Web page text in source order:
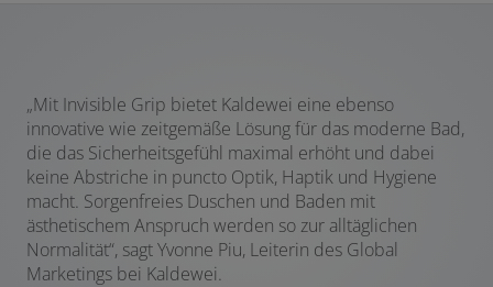
„Mit Invisible Grip bietet Kaldewei eine ebenso
innovative wie zeitgemäße Lösung für das moderne Bad,
die das Sicherheitsgefühl maximal erhöht und dabei
keine Abstriche in puncto Optik, Haptik und Hygiene
macht. Sorgenfreies Duschen und Baden mit
ästhetischem Anspruch werden so zur alltäglichen
Normalität“, sagt Yvonne Piu, Leiterin des Global
Marketings bei Kaldewei.